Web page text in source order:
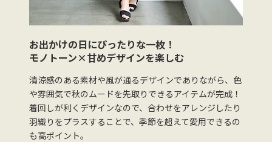
お出かけの日にぴったりな一枚！
モノトーン×甘めデザインを楽しむ
清涼感のある素材や風が通るデザインでありながら、色
や雰囲気で秋のムードを先取りできるアイテムが完成！
着回しが利くデザインなので、合わせをアレンジしたり
羽織りをプラスすることで、季節を超えて愛用できるの
も高ポイント。